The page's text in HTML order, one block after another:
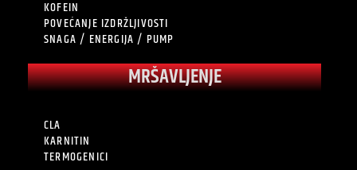
KOFEIN
POVEĆANJE IZDRŽLJIVOSTI
SNAGA / ENERGIJA / PUMP
MRŠAVLJENJE
CLA
KARNITIN
TERMOGENICI